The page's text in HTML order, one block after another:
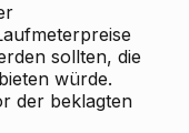
sollten, die
würde.
der beklagten